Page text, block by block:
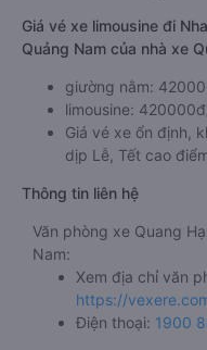
Giá vé xe limousine đi
Quảng Nam của nhà xe
giường nằm:
limousine:
Giá vé xe ổn định,
dịp Lễ, Tết cao
Thông tin liên hệ
Văn phòng xe Quang
Nam:
Xem địa chỉ văn
https://
Điện thoại: 1900